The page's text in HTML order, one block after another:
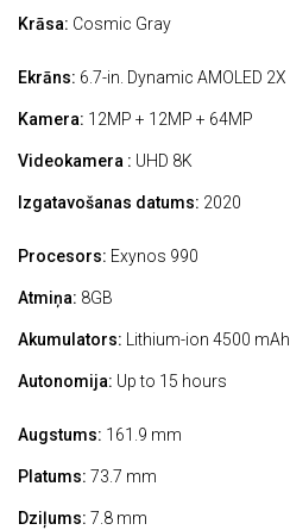
Krāsa: Cosmic Gray
Ekrāns: 6.7-in. Dynamic AMOLED 2X
Kamera: 12MP + 12MP + 64MP
Videokamera : UHD 8K
Izgatavošanas datums: 2020
Procesors: Exynos 990
Atmiņa: 8GB
Akumulators: Lithium-ion 4500 mAh
Autonomija: Up to 15 hours
Augstums: 161.9 mm
Platums: 73.7 mm
Dziļums: 7.8 mm